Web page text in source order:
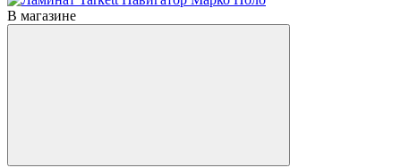
В магазине